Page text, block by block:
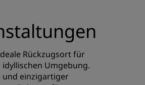
Rückzugsort für
Umgebung.
und einzigartiger